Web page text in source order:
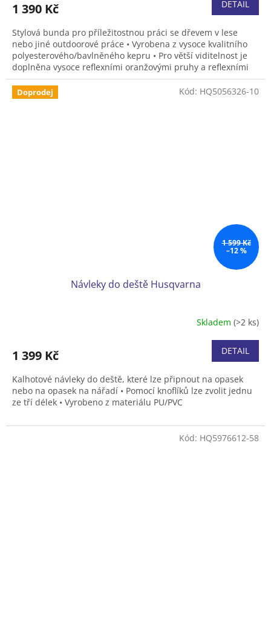
1 390 Kč DETAIL
Stylová bunda pro příležitostnou práci se dřevem v lese
nebo jiné outdoorové práce • Vyrobena z vysoce kvalitního
polyesterového/bavlněného kepru • Pro větší viditelnost je
doplněna vysoce reflexními oranžovými pruhy a reflexními
logy. • Má dvě přední kapsy a kapsu na hrudi • V bundě se
vám bude pracovat pohodlně a bezpečně, díky vyjímečné
viditelnosti. • Velikosti S, M, L, XL a XXL
Doprodej
1 599 Kč
–12 %
Návleky do deště Husqvarna
Skladem (>2 ks)
1 399 Kč DETAIL
Kalhotové návleky do deště, které lze připnout na opasek
nebo na opasek na nářadí • Pomocí knoflíků lze zvolit jednu
ze tří délek • Vyrobeno z materiálu PU/PVC
Kód: HQ5056326-10
Kód: HQ5976612-58